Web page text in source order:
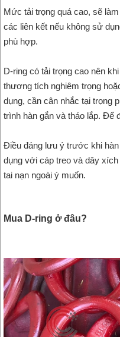
Mức tải trọng quá cao, sẽ
các liên kết nếu không sử
phù hợp.
D-ring có tải trọng cao nên
thương tích nghiêm trọng
dụng, cần cân nhắc tại trọng
trình hàn gắn và tháo lắp. Để
Điều đáng lưu ý trước khi
dụng với cáp treo và dây
tai nạn ngoài ý muốn.
Mua D-ring ở đâu?